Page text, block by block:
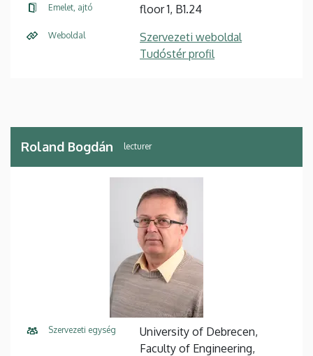
Emelet, ajtó floor 1, B1.24
Weboldal
Szervezeti weboldal
Tudóstér profil
Roland Bogdán lecturer
Szervezeti egység
University of Debrecen,
Faculty of Engineering,